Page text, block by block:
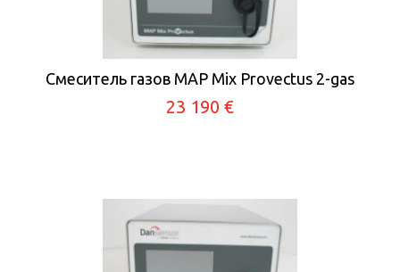
Смеситель газов MAP Mix Provectus 2-gas
23 190 €